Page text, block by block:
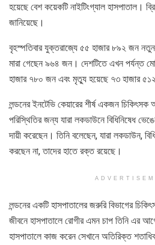
হয়েছে বেশ কয়েকটি নাইটিংগ্যাল হাসপাতাল।
জানিয়েছে।
বৃহস্পতিবার যুক্তরাজ্যে ৫৫ হাজার ৮৯২ জন
মারা গেছেন ৯৬৪ জন। দেশটিতে এখন পর্যন্ত
হাজার ৭৮০ জন এবং মৃত্যু হয়েছে ৭৩ হাজার
লন্ডনের ইনটেভি কেয়ারের শীর্ষ একজন চিকিৎসক
পরিস্থিতির জন্য যারা লকডাউনে বিধিনিষেধ
দায়ী করেছেন। তিনি বলেছেন, যারা লকডাউন,
করছেন না, তাদের হাতে রক্ত রয়েছে।
লন্ডনের একটি হাসপাতালের জরুরি বিভাগের
জীবনে হাসপাতালে রোগীর এমন চাপ তিনি এর
হাসপাতালে কাজ করেন সেখানে অতিরিক্ত